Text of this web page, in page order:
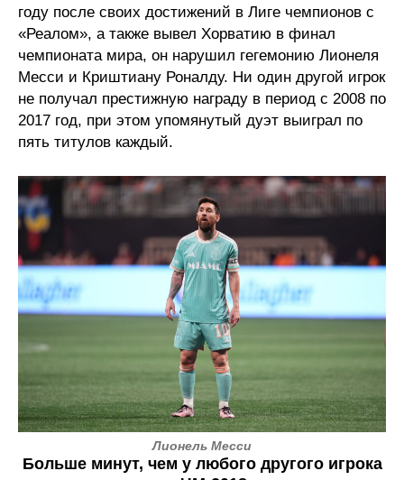
году после своих достижений в Лиге чемпионов с
«Реалом», а также вывел Хорватию в финал
чемпионата мира, он нарушил гегемонию Лионеля
Месси и Криштиану Роналду. Ни один другой игрок
не получал престижную награду в период с 2008 по
2017 год, при этом упомянутый дуэт выиграл по
пять титулов каждый.
Лионель Месси
Больше минут, чем у любого другого игрока